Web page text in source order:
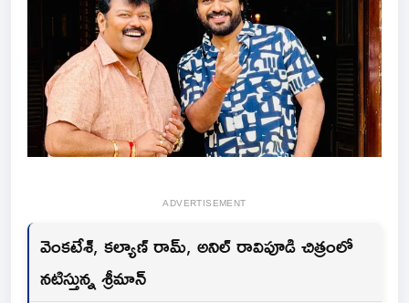
ADVERTISEMENT
వెంకటేశ్, కల్యాణ్ రామ్, అనిల్ రావిపూడి చిత్రంలో
నటిస్తున్న శ్రీమాన్